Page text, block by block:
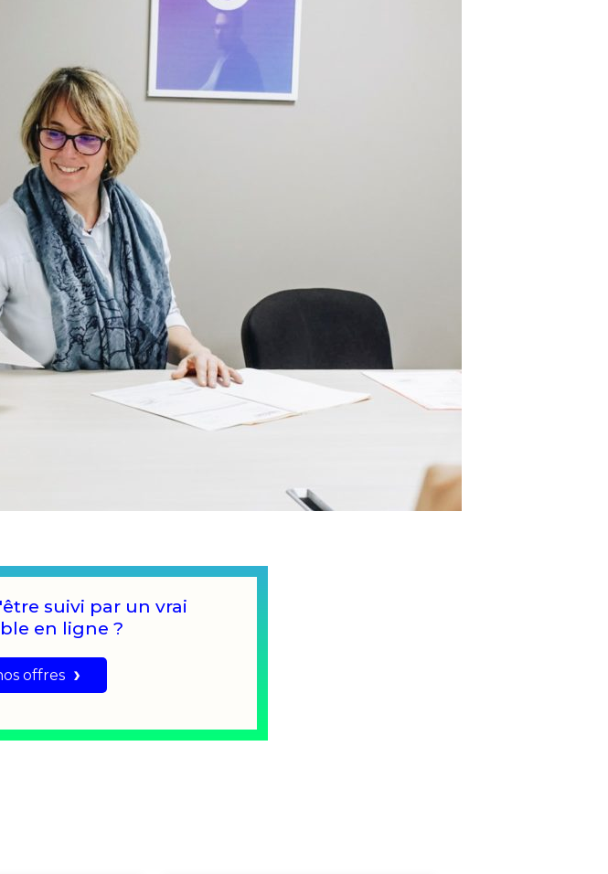
suivi par un vrai
en ligne ?
offres